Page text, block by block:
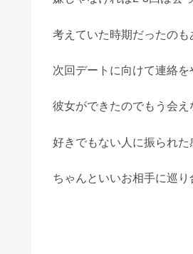
考えていた時期だったのも
次回デートに向けて連絡を
彼女ができたのでもう会え
好きでもない人に振られた
ちゃんといいお相手に巡り